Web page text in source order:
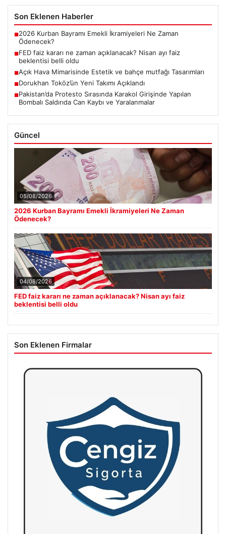
Son Eklenen Haberler
■2026 Kurban Bayramı Emekli İkramiyeleri Ne Zaman
Ödenecek?
■FED faiz kararı ne zaman açıklanacak? Nisan ayı faiz
beklentisi belli oldu
■Açık Hava Mimarisinde Estetik ve bahçe mutfağı Tasarımları
■Dorukhan Toköz’ün Yeni Takımı Açıklandı
■Pakistan’da Protesto Sırasında Karakol Girişinde Yapılan
Bombalı Saldırıda Can Kaybı ve Yaralanmalar
Güncel
05/08/2026
2026 Kurban Bayramı Emekli İkramiyeleri Ne Zaman
Ödenecek?
04/08/2026
FED faiz kararı ne zaman açıklanacak? Nisan ayı faiz
beklentisi belli oldu
Son Eklenen Firmalar